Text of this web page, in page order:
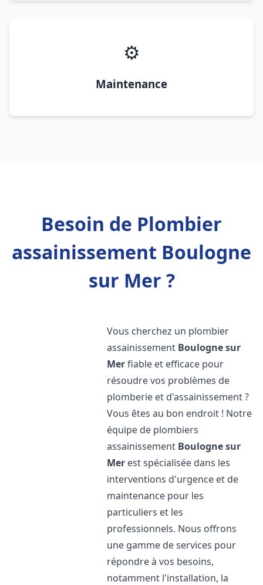
⚙️
Maintenance
Besoin de Plombier
assainissement Boulogne
sur Mer ?
Vous cherchez un plombier
assainissement Boulogne sur
Merfiable et efficace pour
résoudre vos problèmes de
plomberie et d'assainissement ?
Vous êtes au bon endroit ! Notre
équipe de plombiers
assainissement Boulogne sur
Mer est spécialisée dans les
interventions d'urgence et de
maintenance pour les
particuliers et les
professionnels. Nous offrons
une gamme de services pour
répondre à vos besoins,
notamment l'installation, la